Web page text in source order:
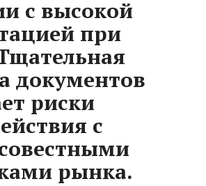
с высокой
при
документов
риски
с
рынка.